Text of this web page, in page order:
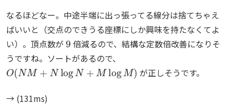
なるほどなー。中途半端に出っ張ってる線分は捨てちゃえ
ばいいと（交点のできうる座標にしか興味を持たなくてよ
い）。頂点数が
9
倍減るので、結構な定数倍改善になりそ
うですね。ソートがあるので、
O N M+N logN+MlogM
が正しそうです。
→ (131ms)